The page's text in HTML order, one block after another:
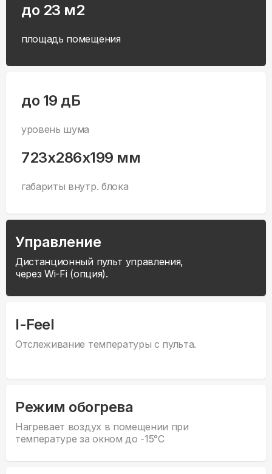
до 23 м2
площадь помещения
до 19 дБ
уровень шума
723x286x199 мм
габариты внутр. блока
Управление
Дистанционный пульт управления,
через Wi-Fi (опция).
I-Feel
Отслеживание температуры с пульта.
Режим обогрева
Нагревает воздух в помещении при
температуре за окном до -15°С